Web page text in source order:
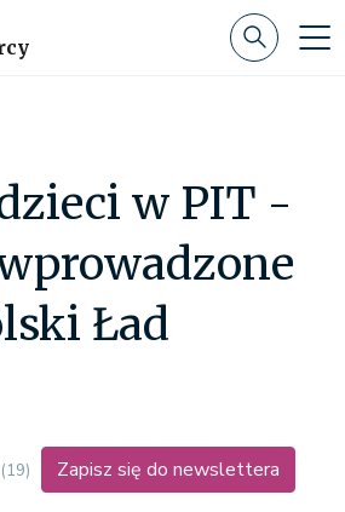
w PIT -
Ład
(19) Zapisz się do newslettera